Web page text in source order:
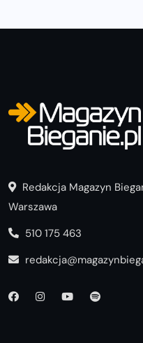
Redakcja Magazyn
Warszawa
510 175 463